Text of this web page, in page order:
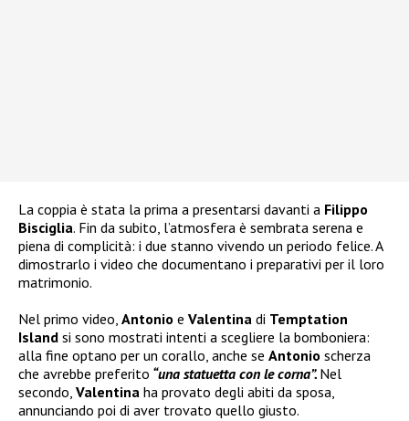
La coppia è stata la prima a presentarsi davanti a Filippo
Bisciglia. Fin da subito, l’atmosfera è sembrata serena e
piena di complicità: i due stanno vivendo un periodo felice. A
dimostrarlo i video che documentano i preparativi per il loro
matrimonio.
Nel primo video, Antonio e Valentina di Temptation
Island si sono mostrati intenti a scegliere la bomboniera:
alla fine optano per un corallo, anche se Antonio scherza
che avrebbe preferito “una statuetta con le corna”. Nel
secondo, Valentina ha provato degli abiti da sposa,
annunciando poi di aver trovato quello giusto.